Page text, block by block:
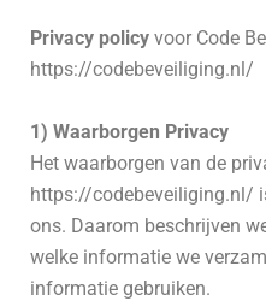
Privacy policy voor Code
https://codebeveiliging.nl/
1) Waarborgen Privacy
Het waarborgen van de
https://codebeveiliging.nl/
ons. Daarom beschrijven
welke informatie we
informatie gebruiken.